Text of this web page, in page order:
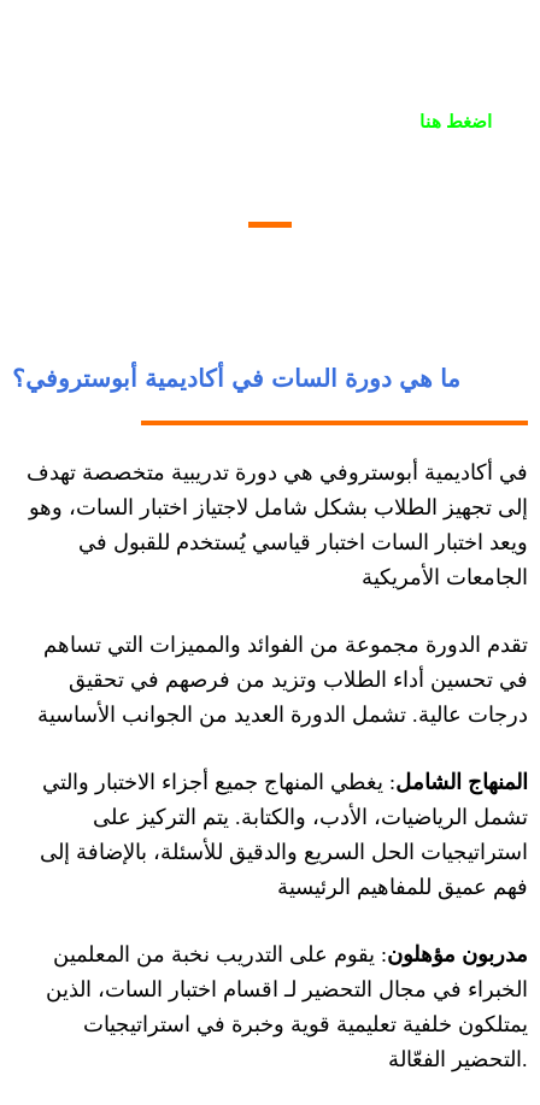
اضغط هنا
ما هي دورة السات في أكاديمية أبوستروفي؟
في أكاديمية أبوستروفي هي دورة تدريبية متخصصة تهدف
إلى تجهيز الطلاب بشكل شامل لاجتياز اختبار السات، وهو
ويعد اختبار السات اختبار قياسي يُستخدم للقبول في
الجامعات الأمريكية
تقدم الدورة مجموعة من الفوائد والمميزات التي تساهم
في تحسين أداء الطلاب وتزيد من فرصهم في تحقيق
درجات عالية. تشمل الدورة العديد من الجوانب الأساسية
المنهاج الشامل: يغطي المنهاج جميع أجزاء الاختبار والتي
تشمل الرياضيات، الأدب، والكتابة. يتم التركيز على
استراتيجيات الحل السريع والدقيق للأسئلة، بالإضافة إلى
فهم عميق للمفاهيم الرئيسية
مدربون مؤهلون: يقوم على التدريب نخبة من المعلمين
الخبراء في مجال التحضير لـ اقسام اختبار السات، الذين
يمتلكون خلفية تعليمية قوية وخبرة في استراتيجيات
التحضير الفعّالة.